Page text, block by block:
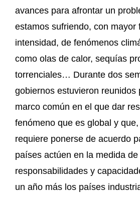
avances para afrontar un
estamos sufriendo, con mayor
intensidad, de fenómenos
como olas de calor, sequías
torrenciales… Durante dos
gobiernos estuvieron reunidos
marco común en el que dar
fenómeno que es global y
requiere ponerse de acuerdo
países actúen en la medida de
responsabilidades y
un año más los países